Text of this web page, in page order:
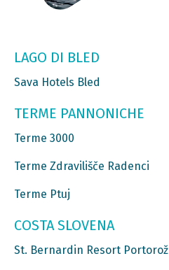
LAGO DI BLED
Sava Hotels Bled
TERME PANNONICHE
Terme 3000
Terme Zdravilišče Radenci
Terme Ptuj
COSTA SLOVENA
St. Bernardin Resort Portorož